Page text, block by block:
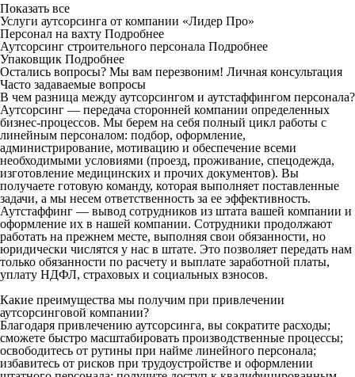
Показать все
Услуги аутсорсинга от компании «Лидер Про»
Персонал на вахту Подробнее
Аутсорсинг строительного персонала Подробнее
Упаковщик Подробнее
Остались вопросы? Мы вам перезвоним! Личная консультация
Часто задаваемые вопросы
В чем разница между аутсорсингом и аутстаффингом персонала?
Аутсорсинг — передача сторонней компании определенных
бизнес-процессов. Мы берем на себя полный цикл работы с
линейным персоналом: подбор, оформление,
администрирование, мотивацию и обеспечение всеми
необходимыми условиями (проезд, проживание, спецодежда,
изготовление медицинских и прочих документов). Вы
получаете готовую команду, которая выполняет поставленные
задачи, а мы несем ответственность за ее эффективность.
Аутстаффинг — вывод сотрудников из штата вашей компании и
оформление их в нашей компании. Сотрудники продолжают
работать на прежнем месте, выполняя свои обязанности, но
юридически числятся у нас в штате. Это позволяет передать нам
только обязанности по расчету и выплате заработной платы,
уплату НДФЛ, страховых и социальных взносов.
Какие преимущества мы получим при привлечении
аутсорсинговой компании?
Благодаря привлечению аутсорсинга, вы сократите расходы;
сможете быстро масштабировать производственные процессы;
освободитесь от рутины при найме линейного персонала;
избавитесь от рисков при трудоустройстве и оформлении